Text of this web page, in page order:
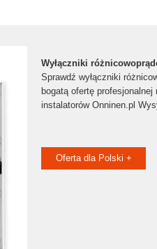
Wyłączniki
Sprawdź wyłączniki
bogatą ofertę
instalatorów Onninen.pl
Oferta dla Polski +